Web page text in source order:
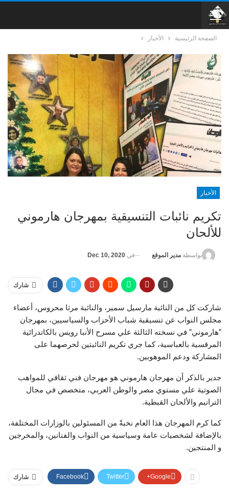
الصفحة الرئيسية الأخبار
الأخبار
تكريم نائبات التنسيقية بمهرجان هارموني
للألحان
بواسطة مدير الموقع في Dec 10, 2020
شارك
شاركت كل من النائبة مارسيل سمير، والنائبة مرثا محروس، أعضاء
مجلس النواب عن تنسيقية شباب الأحزاب والسياسيين، بمهرجان
”هارموني” في نسخته الثالثة علي مسرح الأنبا رويس بالكاتدرائية
المرقسية بالعباسية، كما جري تكريم النائبتين لحرصهما على
المشاركة ودعم الموهوبين.
جدير بالذكر أن مهرجان هارموني هو مهرجان فني ثقافي للمواهب
الصوتية علي مستوي مصر والوطن العربي، متخصص في مجال
الترانيم والألحان القبطية.
كما كرم المهرجان هذا العام نخبةً من المسئولين بالوزارات المختلفة،
بالإضافة لشخصيات عامة وسياسية من النواب والفنانين، والمخرجين
و المنتجين.
شارك Facebook Twitter Google+